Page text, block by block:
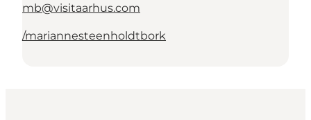
mb@visitaarhus.com
/mariannesteenholdtbork